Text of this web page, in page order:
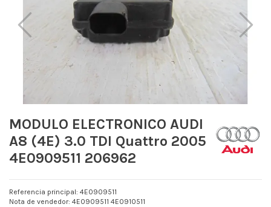
MODULO ELECTRONICO AUDI
A8 (4E) 3.0 TDI Quattro 2005
4E0909511 206962
Referencia principal: 4E0909511
Nota de vendedor: 4E0909511 4E0910511